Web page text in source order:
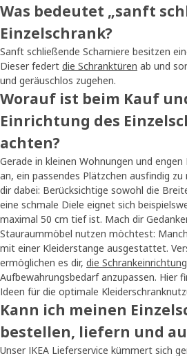
Was bedeutet „sanft
Einzelschrank?
Sanft schließende Scharniere besitzen
Dieser federt die Schranktüren ab und
und geräuschlos zugehen.
Worauf ist beim Kauf
Einrichtung des
achten?
Gerade in kleinen Wohnungen und
an, ein passendes Plätzchen ausfindig
dir dabei: Berücksichtige sowohl die
eine schmale Diele eignet sich
maximal 50 cm tief ist. Mach dir
Stauraummöbel nutzen möchtest:
mit einer Kleiderstange ausgestattet.
ermöglichen es dir, die Schrankeinrichtung
Aufbewahrungsbedarf anzupassen. Hier
Ideen für die optimale
Kann ich meinen
bestellen, liefern und
Unser IKEA Lieferservice kümmert sich